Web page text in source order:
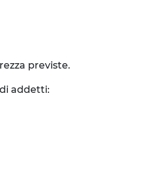
previste.
addetti: